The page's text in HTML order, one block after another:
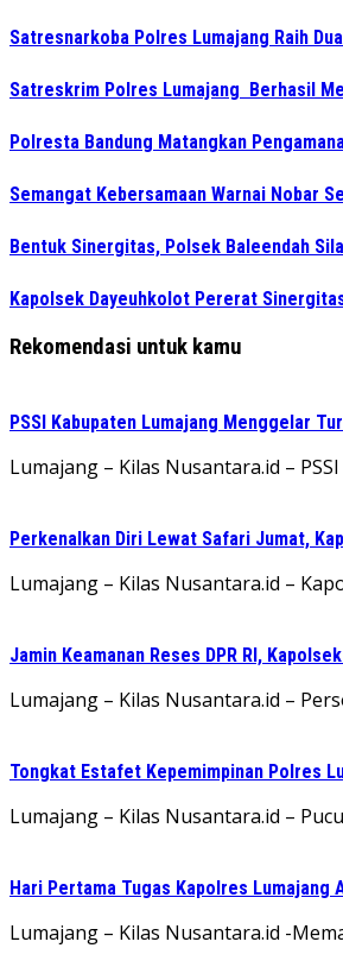
Satresnarkoba Polres Lumajang Raih
Satreskrim Polres Lumajang Berhasil
Polresta Bandung Matangkan
Semangat Kebersamaan Warnai Nobar
Bentuk Sinergitas, Polsek Baleendah
Kapolsek Dayeuhkolot Pererat
Rekomendasi untuk kamu
PSSI Kabupaten Lumajang Menggelar
Lumajang – Kilas Nusantara.id –
Perkenalkan Diri Lewat Safari Jumat,
Lumajang – Kilas Nusantara.id –
Jamin Keamanan Reses DPR RI,
Lumajang – Kilas Nusantara.id –
Tongkat Estafet Kepemimpinan Polres
Lumajang – Kilas Nusantara.id –
Hari Pertama Tugas Kapolres Lumajang
Lumajang – Kilas Nusantara.id -